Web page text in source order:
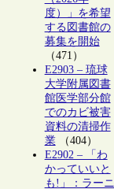
度）」を希望
する図書館の
募集を開始
（471）
E2903 – 琉球
大学附属図書
館医学部分館
でのカビ被害
資料の清掃作
業（404）
E2902 – 「わ
かっていいと
も!」：ラーニ